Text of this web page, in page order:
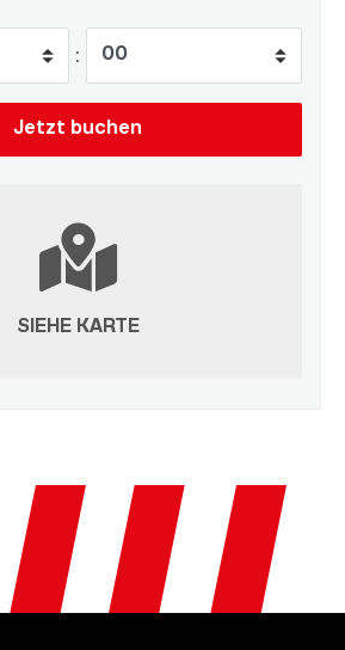
:
SIEHE KARTE